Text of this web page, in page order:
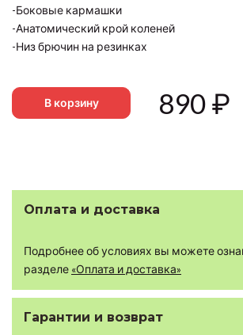
-Боковые кармашки
-Анатомический крой коленей
-Низ брючин на резинках
В корзину 890₽
Оплата и доставка
Подробнее об условиях вы можете
разделе «Оплата и доставка»
Гарантии и возврат